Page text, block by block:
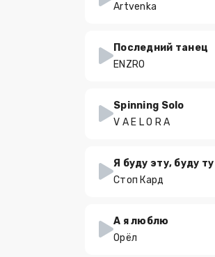
Artvenka
Последний танец
ENZRO
Spinning Solo
V A E L O R A
Я буду эту, буду ту
Стоп Кард
А я люблю
Орёл